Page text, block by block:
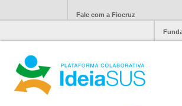
Fale com a Fiocruz